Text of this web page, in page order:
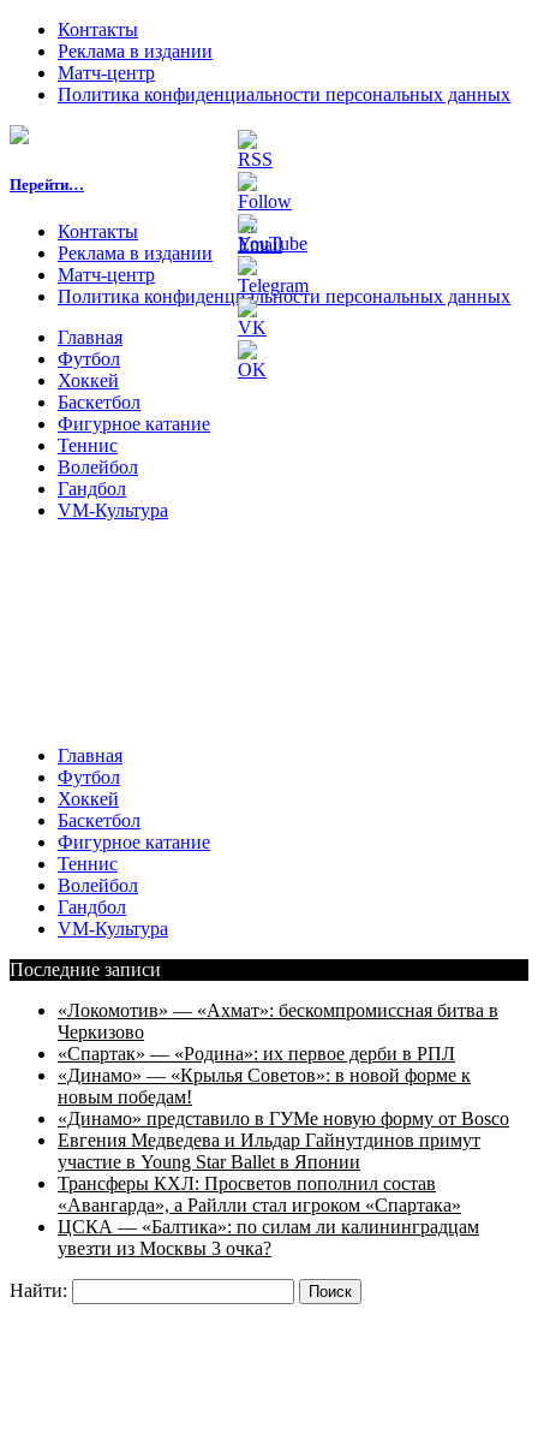
Контакты
Реклама в издании
Матч-центр
Политика конфиденциальности персональных данных
Перейти…
Контакты
Реклама в издании
Матч-центр
Политика конфиденциальности персональных данных
Главная
Футбол
Хоккей
Баскетбол
Фигурное катание
Теннис
Волейбол
Гандбол
VM-Культура
Главная
Футбол
Хоккей
Баскетбол
Фигурное катание
Теннис
Волейбол
Гандбол
VM-Культура
Последние записи
«Локомотив» — «Ахмат»: бескомпромиссная битва в
Черкизово
«Спартак» — «Родина»: их первое дерби в РПЛ
«Динамо» — «Крылья Советов»: в новой форме к
новым победам!
«Динамо» представило в ГУМе новую форму от Bosco
Евгения Медведева и Ильдар Гайнутдинов примут
участие в Young Star Ballet в Японии
Трансферы КХЛ: Просветов пополнил состав
«Авангарда», а Райлли стал игроком «Спартака»
ЦСКА — «Балтика»: по силам ли калининградцам
увезти из Москвы 3 очка?
Найти: